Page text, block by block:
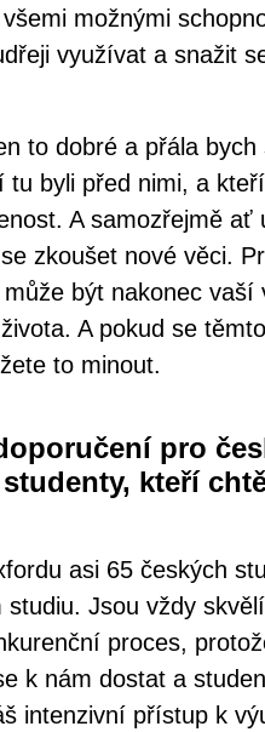
možnými
využívat a snažit
to dobré a přála bych
byli před nimi, a
A samozřejmě ať
zkoušet nové věci.
být nakonec
A pokud se
to minout.
pro
kteří
asi 65 českých
studiu. Jsou vždy
proces,
k nám dostat a
intenzivní přístup k